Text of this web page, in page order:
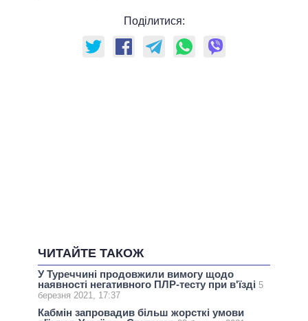
Поділитися:
ЧИТАЙТЕ ТАКОЖ
У Туреччині продовжили вимогу щодо
наявності негативного ПЛР-тесту при в'їзді 5
березня 2021, 17:37
Кабмін запровадив більш жорсткі умови